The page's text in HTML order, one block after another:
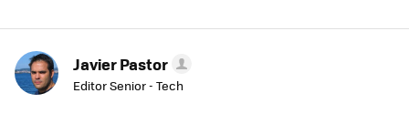
Javier Pastor
Editor Senior - Tech